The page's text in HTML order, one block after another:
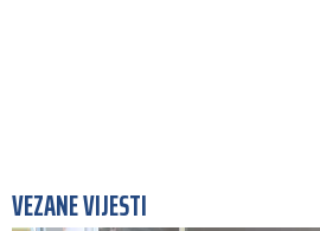
VEZANE VIJESTI